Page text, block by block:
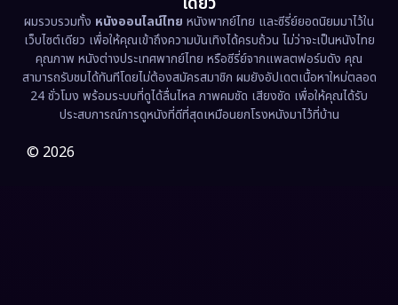
Fantasy จินตนาการ (338)
Fiction (9)
Film (57)
Gothic
ผมรวบรวมทั้ง หนังออนไลน์ไทย หนังพากย์ไทย และซีรี่ย์ยอดนิยมมาไว้ใน
เว็บไซต์เดียว เพื่อให้คุณเข้าถึงความบันเทิงได้ครบถ้วน ไม่ว่าจะเป็นหนังไทย
คุณภาพ หนังต่างประเทศพากย์ไทย หรือซีรี่ย์จากแพลตฟอร์มดัง คุณ
สามารถรับชมได้ทันทีโดยไม่ต้องสมัครสมาชิก ผมยังอัปเดตเนื้อหาใหม่ตลอด
24 ชั่วโมง พร้อมระบบที่ดูได้ลื่นไหล ภาพคมชัด เสียงชัด เพื่อให้คุณได้รับ
ประสบการณ์การดูหนังที่ดีที่สุดเหมือนยกโรงหนังมาไว้ที่บ้าน
© 2026